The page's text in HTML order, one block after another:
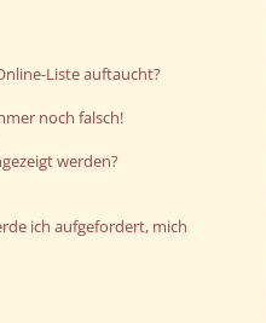
Liste auftaucht?
noch falsch!
werden?
ich aufgefordert, mich